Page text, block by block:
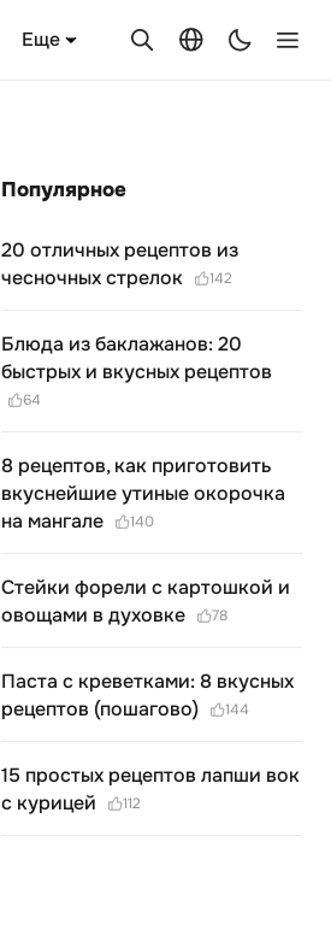
Еще
Популярное
20 отличных рецептов из
чесночных стрелок
142
Блюда из баклажанов: 20
быстрых и вкусных рецептов
64
8 рецептов, как приготовить
вкуснейшие утиные окорочка
на мангале
140
Стейки форели с картошкой и
овощами в духовке
78
Паста с креветками: 8 вкусных
рецептов (пошагово)
144
15 простых рецептов лапши вок
с курицей
112